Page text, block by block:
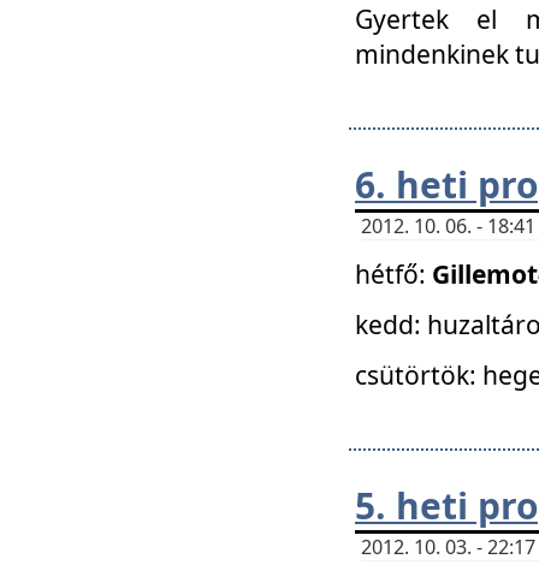
Gyertek el
mindenkinek
6. heti
2012. 10. 06. -
hétfő:
kedd:
csütörtök:
5. heti
2012. 10. 03. -